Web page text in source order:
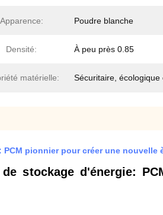
Apparence: Poudre blanche
Densité: À peu près 0.85
matérielle: Sécuritaire, écologique
pionnier pour créer une
stockage d'énergie: